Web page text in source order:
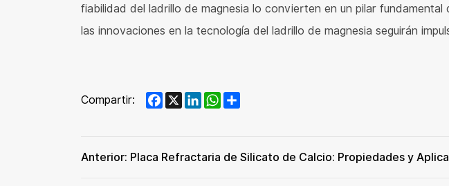
fiabilidad del ladrillo de magnesia lo convierten en un pilar
las innovaciones en la tecnología del ladrillo de magnesia seguirán
Compartir: Facebook
X LinkedInWhatsApp